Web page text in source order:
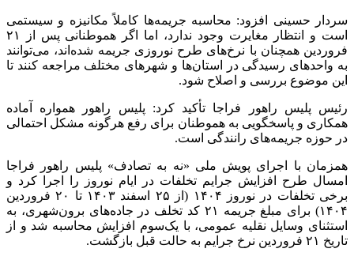
سردار حسینی افزود: محاسبه جریمه‌ها کاملاً مکانیزه و سیستمی
است و انتظار مغایرت وجود ندارد، اما اگر هموطنانی پس از ۲۱
فروردین همچنان با نرخ‌های طرح نوروزی جریمه شده‌اند، می‌توانند
به واحد‌های رسیدگی در استان‌ها و شهر‌های مختلف مراجعه کنند تا
این موضوع بررسی و اصلاح شود.
رئیس پلیس راهور فراجا تأکید کرد: پلیس راهور همواره آماده
همکاری و پاسخگویی به هموطنان برای رفع هرگونه مشکل احتمالی
در حوزه جریمه‌های رانندگی است.
همزمان با اجرای پویش ملی «نه به تصادف» پلیس راهور فراجا
امسال طرح افزایش جرایم تخلفات در ایام نوروز را اجرا کرد و
برخی تخلفات در نوروز ۱۴۰۴ (از ۲۵ اسفند ۱۴۰۳ تا ۲۰ فروردین
۱۴۰۴) برای مبلغ جریمه ۲۱ کد تخلف در جاده‌های برون‌شهری، به
استثنای وسایل نقلیه عمومی، با یک‌سوم افزایش محاسبه شد و از
تاریخ ۲۱ فروردین نرخ جرایم به حالت قبل بازگشت.